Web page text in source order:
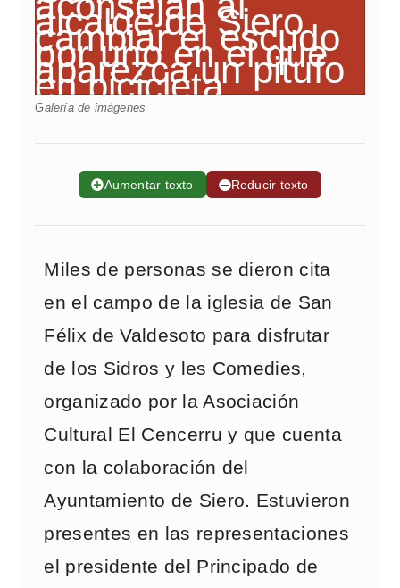
Galería de imágenes
➕Aumentar texto ➖Reducir texto
Miles de personas se dieron cita
en el campo de la iglesia de San
Félix de Valdesoto para disfrutar
de los Sidros y les Comedies,
organizado por la Asociación
Cultural El Cencerru y que cuenta
con la colaboración del
Ayuntamiento de Siero. Estuvieron
presentes en las representaciones
el presidente del Principado de